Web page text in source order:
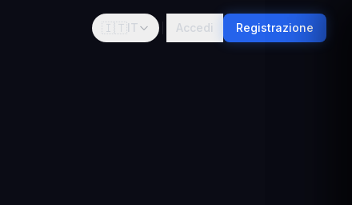
🇮🇹IT Accedi Registrazione